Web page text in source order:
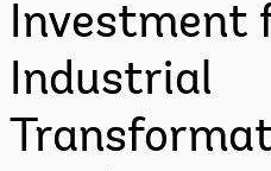
Investment
Industrial